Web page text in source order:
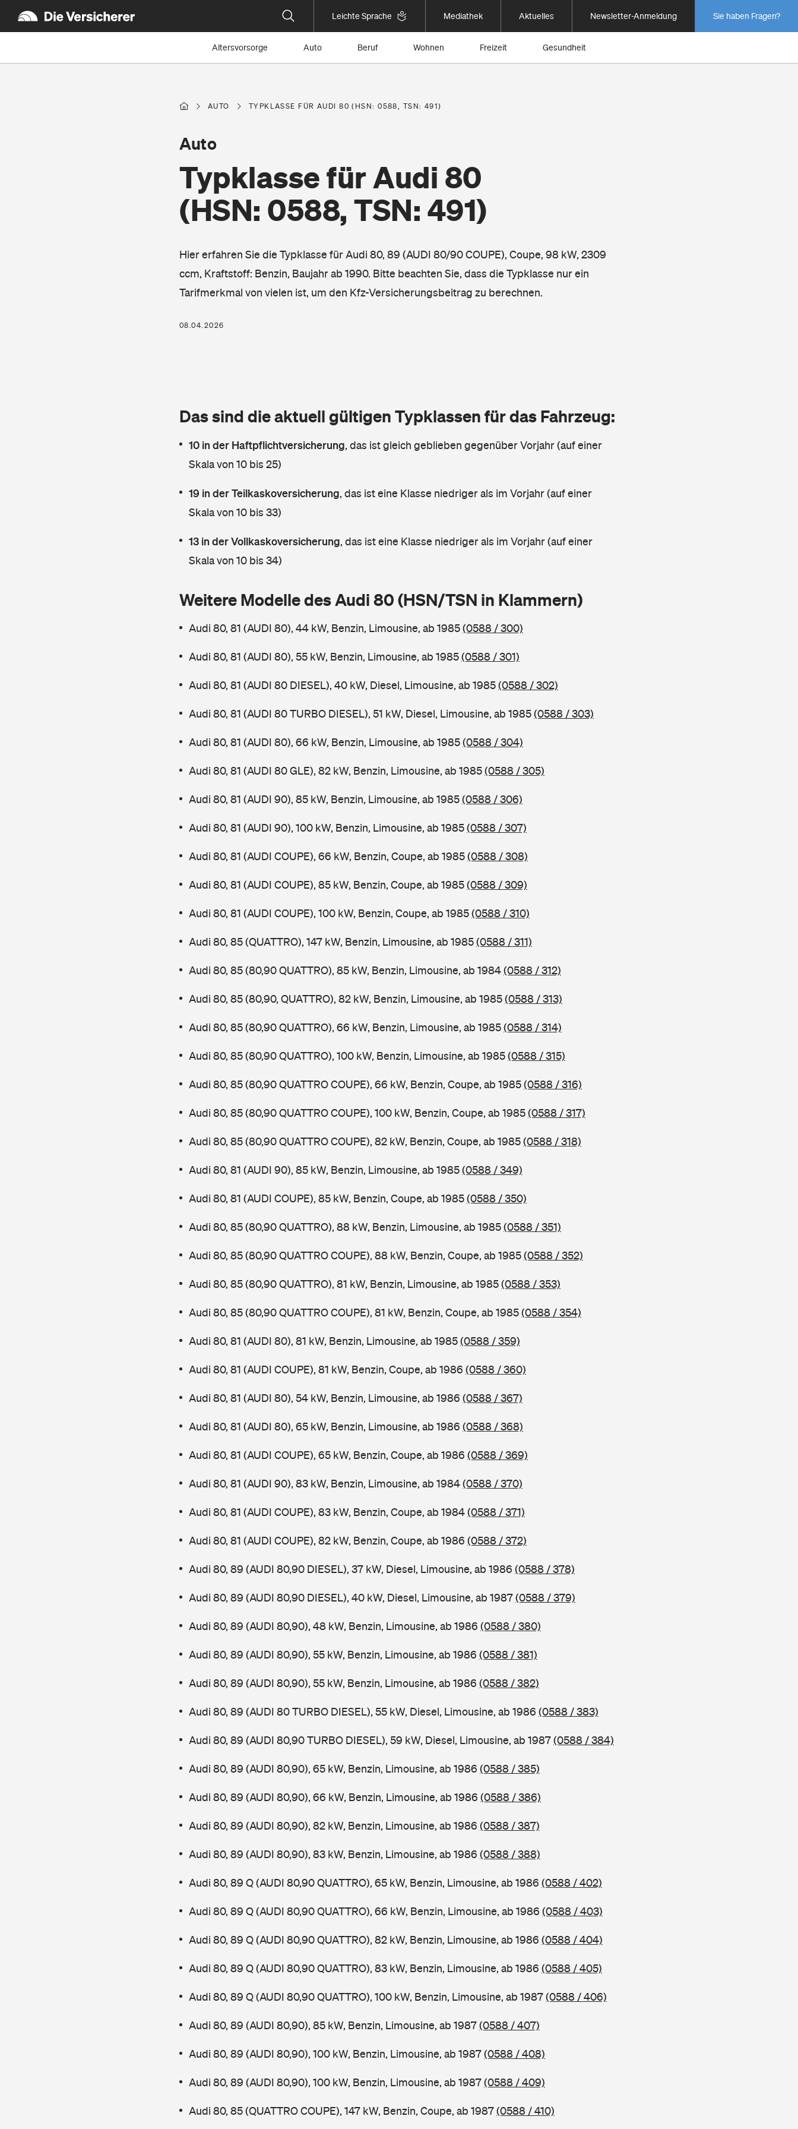
Leichte Sprache Mediathek Aktuelles Newsletter-Anmeldung Sie haben Fragen?
Altersvorsorge Auto Beruf Wohnen Freizeit Gesundheit
AUTO TYPKLASSE FÜR AUDI 80 (HSN: 0588, TSN: 491)
Typklasse für Audi 80
(HSN: 0588, TSN: 491)
Auto
Hier erfahren Sie die Typklasse für Audi 80, 89 (AUDI 80/90 COUPE), Coupe, 98 kW, 2309
ccm, Kraftstoff: Benzin, Baujahr ab 1990. Bitte beachten Sie, dass die Typklasse nur ein
Tarifmerkmal von vielen ist, um den Kfz-Versicherungsbeitrag zu berechnen.
08.04.2026
Das sind die aktuell gültigen Typklassen für das Fahrzeug:
10 in der Haftpflichtversicherung, das ist gleich geblieben gegenüber Vorjahr (auf einer
Skala von 10 bis 25)
19 in der Teilkaskoversicherung, das ist eine Klasse niedriger als im Vorjahr (auf einer
Skala von 10 bis 33)
13 in der Vollkaskoversicherung, das ist eine Klasse niedriger als im Vorjahr (auf einer
Skala von 10 bis 34)
Weitere Modelle des Audi 80 (HSN/TSN in Klammern)
Audi 80, 81 (AUDI 80), 44 kW, Benzin, Limousine, ab 1985(0588 / 300)
Audi 80, 81 (AUDI 80), 55 kW, Benzin, Limousine, ab 1985(0588 / 301)
Audi 80, 81 (AUDI 80 DIESEL), 40 kW, Diesel, Limousine, ab 1985(0588 / 302)
Audi 80, 81 (AUDI 80 TURBO DIESEL), 51 kW, Diesel, Limousine, ab 1985(0588 / 303)
Audi 80, 81 (AUDI 80), 66 kW, Benzin, Limousine, ab 1985(0588 / 304)
Audi 80, 81 (AUDI 80 GLE), 82 kW, Benzin, Limousine, ab 1985(0588 / 305)
Audi 80, 81 (AUDI 90), 85 kW, Benzin, Limousine, ab 1985(0588 / 306)
Audi 80, 81 (AUDI 90), 100 kW, Benzin, Limousine, ab 1985(0588 / 307)
Audi 80, 81 (AUDI COUPE), 66 kW, Benzin, Coupe, ab 1985(0588 / 308)
Audi 80, 81 (AUDI COUPE), 85 kW, Benzin, Coupe, ab 1985(0588 / 309)
Audi 80, 81 (AUDI COUPE), 100 kW, Benzin, Coupe, ab 1985(0588 / 310)
Audi 80, 85 (QUATTRO), 147 kW, Benzin, Limousine, ab 1985(0588 / 311)
Audi 80, 85 (80,90 QUATTRO), 85 kW, Benzin, Limousine, ab 1984(0588 / 312)
Audi 80, 85 (80,90, QUATTRO), 82 kW, Benzin, Limousine, ab 1985(0588 / 313)
Audi 80, 85 (80,90 QUATTRO), 66 kW, Benzin, Limousine, ab 1985(0588 / 314)
Audi 80, 85 (80,90 QUATTRO), 100 kW, Benzin, Limousine, ab 1985(0588 / 315)
Audi 80, 85 (80,90 QUATTRO COUPE), 66 kW, Benzin, Coupe, ab 1985(0588 / 316)
Audi 80, 85 (80,90 QUATTRO COUPE), 100 kW, Benzin, Coupe, ab 1985(0588 / 317)
Audi 80, 85 (80,90 QUATTRO COUPE), 82 kW, Benzin, Coupe, ab 1985(0588 / 318)
Audi 80, 81 (AUDI 90), 85 kW, Benzin, Limousine, ab 1985(0588 / 349)
Audi 80, 81 (AUDI COUPE), 85 kW, Benzin, Coupe, ab 1985(0588 / 350)
Audi 80, 85 (80,90 QUATTRO), 88 kW, Benzin, Limousine, ab 1985(0588 / 351)
Audi 80, 85 (80,90 QUATTRO COUPE), 88 kW, Benzin, Coupe, ab 1985(0588 / 352)
Audi 80, 85 (80,90 QUATTRO), 81 kW, Benzin, Limousine, ab 1985(0588 / 353)
Audi 80, 85 (80,90 QUATTRO COUPE), 81 kW, Benzin, Coupe, ab 1985(0588 / 354)
Audi 80, 81 (AUDI 80), 81 kW, Benzin, Limousine, ab 1985(0588 / 359)
Audi 80, 81 (AUDI COUPE), 81 kW, Benzin, Coupe, ab 1986 (0588 / 360)
Audi 80, 81 (AUDI 80), 54 kW, Benzin, Limousine, ab 1986 (0588 / 367)
Audi 80, 81 (AUDI 80), 65 kW, Benzin, Limousine, ab 1986 (0588 / 368)
Audi 80, 81 (AUDI COUPE), 65 kW, Benzin, Coupe, ab 1986 (0588 / 369)
Audi 80, 81 (AUDI 90), 83 kW, Benzin, Limousine, ab 1984(0588 / 370)
Audi 80, 81 (AUDI COUPE), 83 kW, Benzin, Coupe, ab 1984(0588 / 371)
Audi 80, 81 (AUDI COUPE), 82 kW, Benzin, Coupe, ab 1986 (0588 / 372)
Audi 80, 89 (AUDI 80,90 DIESEL), 37 kW, Diesel, Limousine, ab 1986 (0588 / 378)
Audi 80, 89 (AUDI 80,90 DIESEL), 40 kW, Diesel, Limousine, ab 1987(0588 / 379)
Audi 80, 89 (AUDI 80,90), 48 kW, Benzin, Limousine, ab 1986 (0588 / 380)
Audi 80, 89 (AUDI 80,90), 55 kW, Benzin, Limousine, ab 1986 (0588 / 381)
Audi 80, 89 (AUDI 80,90), 55 kW, Benzin, Limousine, ab 1986 (0588 / 382)
Audi 80, 89 (AUDI 80 TURBO DIESEL), 55 kW, Diesel, Limousine, ab 1986 (0588 / 383)
Audi 80, 89 (AUDI 80,90 TURBO DIESEL), 59 kW, Diesel, Limousine, ab 1987(0588 / 384)
Audi 80, 89 (AUDI 80,90), 65 kW, Benzin, Limousine, ab 1986 (0588 / 385)
Audi 80, 89 (AUDI 80,90), 66 kW, Benzin, Limousine, ab 1986 (0588 / 386)
Audi 80, 89 (AUDI 80,90), 82 kW, Benzin, Limousine, ab 1986 (0588 / 387)
Audi 80, 89 (AUDI 80,90), 83 kW, Benzin, Limousine, ab 1986 (0588 / 388)
Audi 80, 89 Q (AUDI 80,90 QUATTRO), 65 kW, Benzin, Limousine, ab 1986 (0588 / 402)
Audi 80, 89 Q (AUDI 80,90 QUATTRO), 66 kW, Benzin, Limousine, ab 1986 (0588 / 403)
Audi 80, 89 Q (AUDI 80,90 QUATTRO), 82 kW, Benzin, Limousine, ab 1986 (0588 / 404)
Audi 80, 89 Q (AUDI 80,90 QUATTRO), 83 kW, Benzin, Limousine, ab 1986 (0588 / 405)
Audi 80, 89 Q (AUDI 80,90 QUATTRO), 100 kW, Benzin, Limousine, ab 1987(0588 / 406)
Audi 80, 89 (AUDI 80,90), 85 kW, Benzin, Limousine, ab 1987(0588 / 407)
Audi 80, 89 (AUDI 80,90), 100 kW, Benzin, Limousine, ab 1987(0588 / 408)
Audi 80, 89 (AUDI 80,90), 100 kW, Benzin, Limousine, ab 1987(0588 / 409)
Audi 80, 85 (QUATTRO COUPE), 147 kW, Benzin, Coupe, ab 1987(0588 / 410)